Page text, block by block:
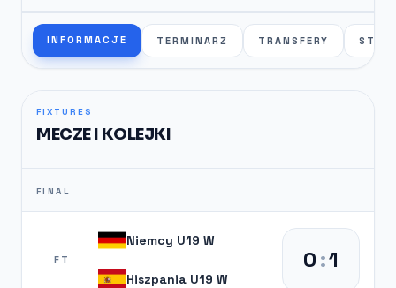
INFORMACJE TERMINARZ TRANSFERY
FIXTURES
MECZE I KOLEJKI
FINAL
FT
Niemcy U19 W
Hiszpania U19 W
0:1